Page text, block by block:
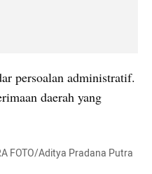
persoalan administratif.
daerah yang
FOTO/Aditya Pradana Putra